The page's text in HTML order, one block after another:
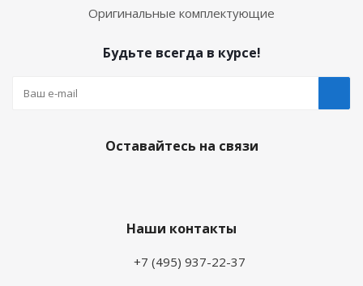
Оригинальные комплектующие
Будьте всегда в курсе!
Оставайтесь на связи
Наши контакты
+7 (495) 937-22-37